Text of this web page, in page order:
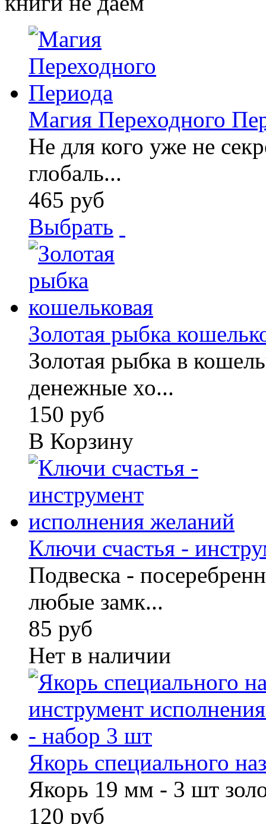
Магия Переходного
Не для кого уже не
глобаль...
465 руб
Выбрать
Золотая рыбка
Золотая рыбка в
денежные хо...
150 руб
В Корзину
Ключи счастья -
Подвеска -
любые замк...
85 руб
Нет в наличии
Якорь специального
Якорь 19 мм - 3 шт
120 руб